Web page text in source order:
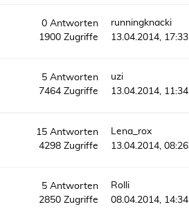
0Antworten
1900Zugriffe
runningknacki
13.04.2014, 17:33
5Antworten
7464Zugriffe
uzi
13.04.2014, 11:34
15Antworten
4298Zugriffe
Lena_rox
13.04.2014, 08:26
5Antworten
2850Zugriffe
Rolli
08.04.2014, 14:34